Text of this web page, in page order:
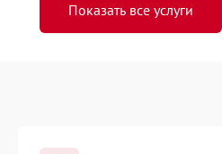
Показать все услуги